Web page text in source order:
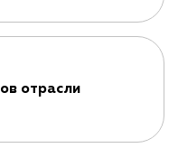
отрасли